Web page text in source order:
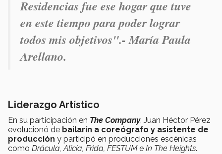
Residencias fue ese hogar que tuve
en este tiempo para poder lograr
todos mis objetivos".- María Paula
Arellano.
Liderazgo Artístico
En su participación en The Company, Juan Héctor Pérez
evolucionó de bailarín a coreógrafo y asistente de
producción y participó en producciones escénicas
como Drácula, Alicia, Frida, FESTUMe In The Heights.